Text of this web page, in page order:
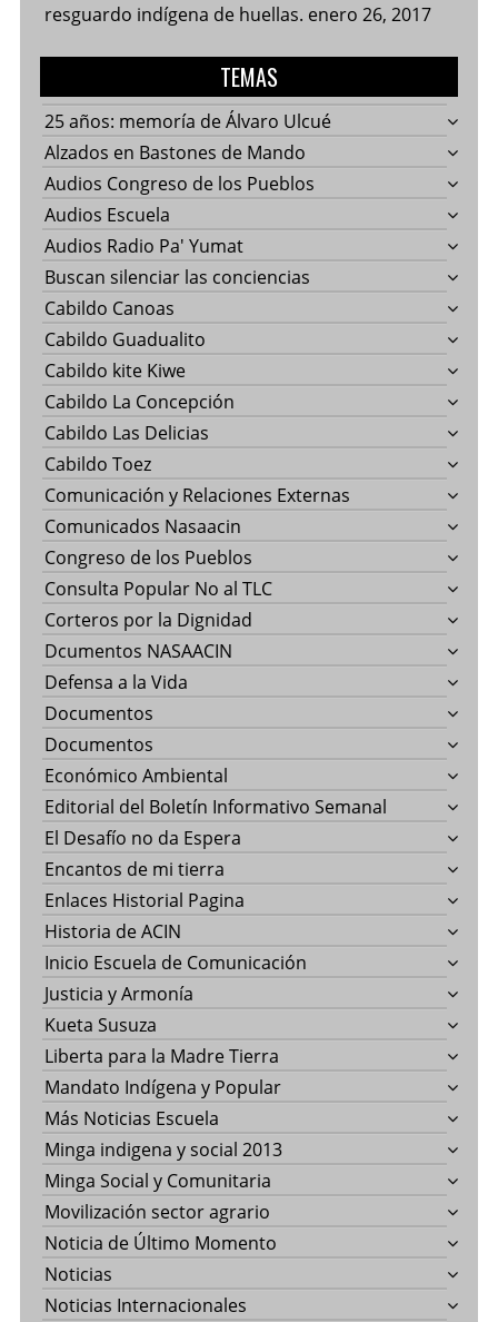
resguardo indígena de huellas. enero 26, 2017
TEMAS
25 años: memoría de Álvaro Ulcué
Alzados en Bastones de Mando
Audios Congreso de los Pueblos
Audios Escuela
Audios Radio Pa' Yumat
Buscan silenciar las conciencias
Cabildo Canoas
Cabildo Guadualito
Cabildo kite Kiwe
Cabildo La Concepción
Cabildo Las Delicias
Cabildo Toez
Comunicación y Relaciones Externas
Comunicados Nasaacin
Congreso de los Pueblos
Consulta Popular No al TLC
Corteros por la Dignidad
Dcumentos NASAACIN
Defensa a la Vida
Documentos
Documentos
Económico Ambiental
Editorial del Boletín Informativo Semanal
El Desafío no da Espera
Encantos de mi tierra
Enlaces Historial Pagina
Historia de ACIN
Inicio Escuela de Comunicación
Justicia y Armonía
Kueta Susuza
Liberta para la Madre Tierra
Mandato Indígena y Popular
Más Noticias Escuela
Minga indigena y social 2013
Minga Social y Comunitaria
Movilización sector agrario
Noticia de Último Momento
Noticias
Noticias Internacionales